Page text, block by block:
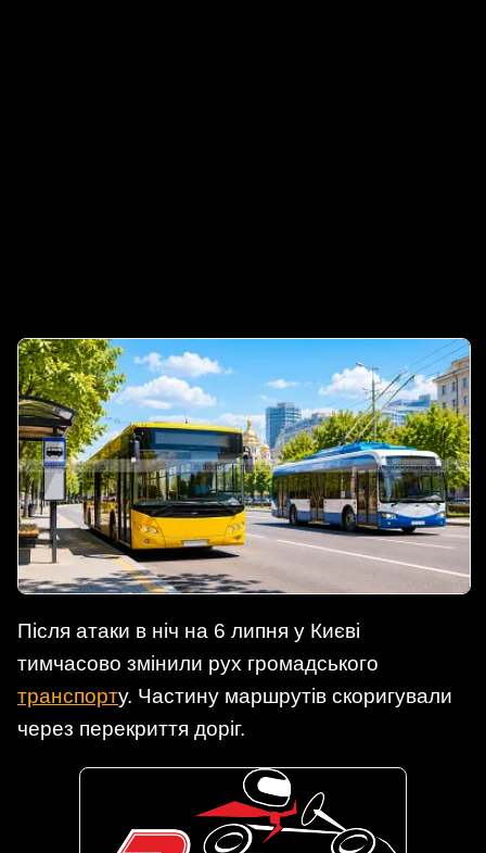
Після атаки в ніч на 6 липня у Києві
тимчасово змінили рух громадського
транспорту. Частину маршрутів скоригували
через перекриття доріг.